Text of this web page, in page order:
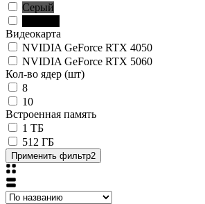
Серый
Видеокарта
NVIDIA GeForce RTX 4050
NVIDIA GeForce RTX 5060
Кол-во ядер (шт)
8
10
Встроенная память
1 ТБ
512 ГБ
Применить фильтр2